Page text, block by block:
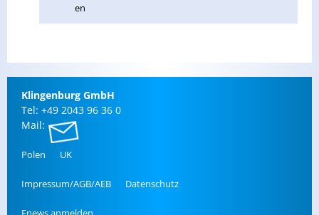
en
Klin­gen­burg GmbH
Tel: +49 2043 96 36 0
Mail:
Polen UK
Im­pres­sum/AGB/AEB Da­ten­schutz